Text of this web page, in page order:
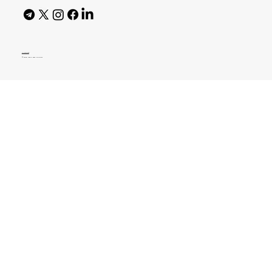
AI Policy
© 2026 High Bar Journal